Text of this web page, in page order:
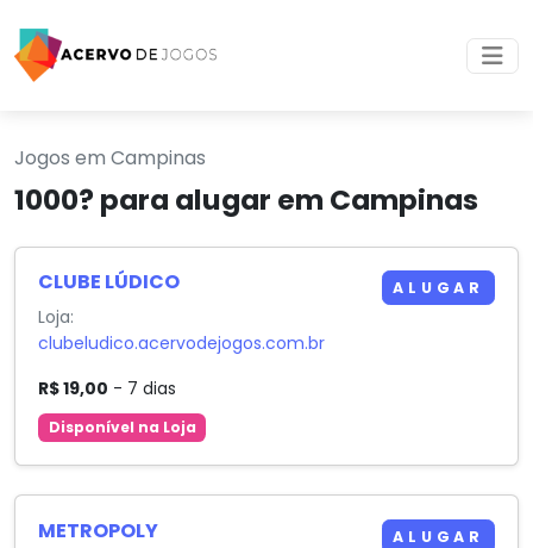
Jogos em Campinas
1000? para alugar em Campinas
CLUBE LÚDICO
Loja:
clubeludico.acervodejogos.com.br
R$ 19,00 - 7 dias
Disponível na Loja
ALUGAR
METROPOLY ALUGAR